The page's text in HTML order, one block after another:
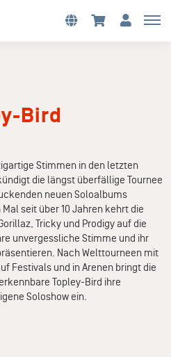
Bird
Stimmen in den letzten
die längst überfällige Tournee
neuen Soloalbums
Mal seit über 10 Jahren kehrt die
Tricky und Prodigy auf die
unvergessliche Stimme und ihr
Nach Welttourneen mit
Festivals und in Arenen bringt die
Topley-Bird ihre
Soloshow ein.